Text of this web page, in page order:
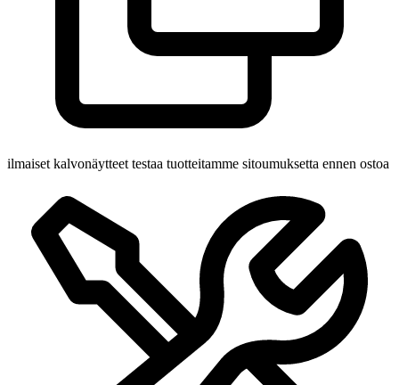
ilmaiset kalvonäytteet testaa tuotteitamme sitoumuksetta ennen ostoa